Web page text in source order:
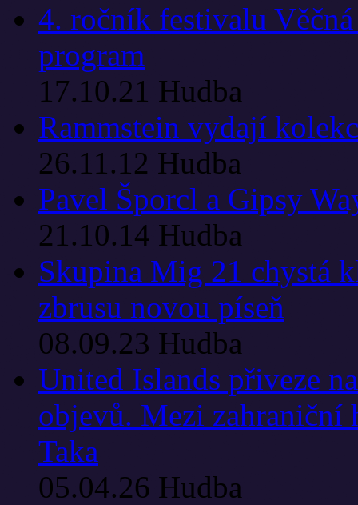
4. ročník festivalu
program
17.10.21 Hudba
Rammstein vydají
26.11.12 Hudba
Pavel Šporcl a Gipsy
21.10.14 Hudba
Skupina Mig 21 chystá
zbrusu novou píseň
08.09.23 Hudba
United Islands přiveze
objevů. Mezi
Taka
05.04.26 Hudba